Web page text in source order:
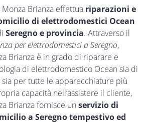
Brianza effettua riparazioni e
di elettrodomestici Ocean
Seregno e provincia. Attraverso il
per elettrodomestici a Seregno,
Brianza è in grado di riparare e
di elettrodomestico Ocean sia di
per tutte le apparecchiature più
capacità nell’assistere il cliente,
Brianza fornisce un servizio di
a Seregno tempestivo ed